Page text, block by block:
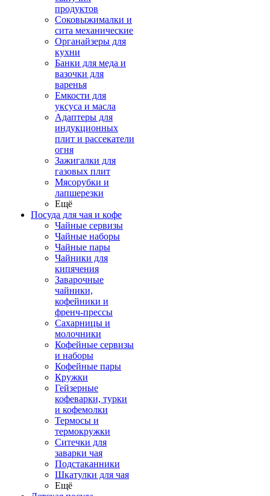
продуктов
Соковыжималки и
сита механические
Органайзеры для
кухни
Банки для меда и
вазочки для
варенья
Емкости для
уксуса и масла
Адаптеры для
индукционных
плит и рассекатели
огня
Зажигалки для
газовых плит
Мясорубки и
лапшерезки
Ещё
Посуда для чая и кофе
Чайные сервизы
Чайные наборы
Чайные пары
Чайники для
кипячения
Заварочные
чайники,
кофейники и
френч-прессы
Сахарницы и
молочники
Кофейные сервизы
и наборы
Кофейные пары
Кружки
Гейзерные
кофеварки, турки
и кофемолки
Термосы и
термокружки
Ситечки для
заварки чая
Подстаканники
Шкатулки для чая
Ещё